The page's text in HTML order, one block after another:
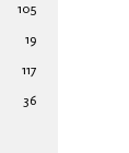
105
19
117
36